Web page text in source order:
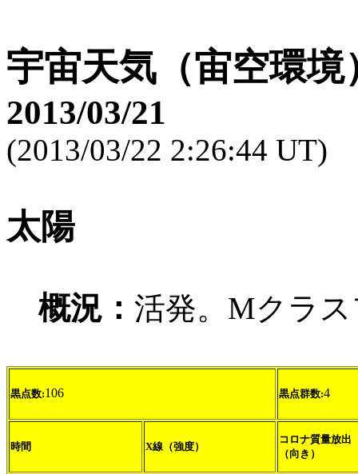
宇宙天気（宙空環境
2013/03/21
(2013/03/22 2:26:44 UT)
太陽
概況： 活発。Mクラ
黒点数:106 黒点群数:4
時間 X線（強度）
コロナ質量放出
（向き）